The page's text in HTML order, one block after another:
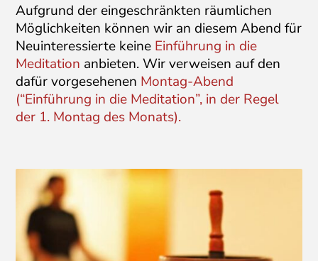
Aufgrund der eingeschränkten räumlichen
Möglichkeiten können wir an diesem Abend für
Neuinteressierte keine Einführung in die
Meditation anbieten. Wir verweisen auf den
dafür vorgesehenen Montag-Abend
(“Einführung in die Meditation”, in der Regel
der 1. Montag des Monats).